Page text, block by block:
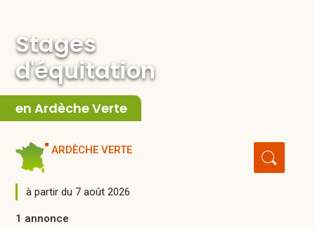
Stages
d'équitation
en Ardèche Verte
ARDÈCHE VERTE
à partir du 7 août 2026
1 annonce